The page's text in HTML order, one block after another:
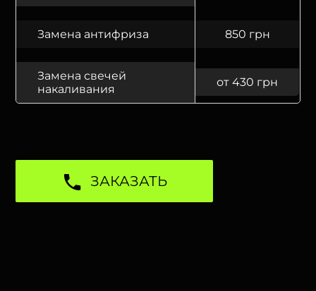
Замена антифриза 850 грн
Замена свечей
накаливания
от 430 грн
ЗАКАЗАТЬ